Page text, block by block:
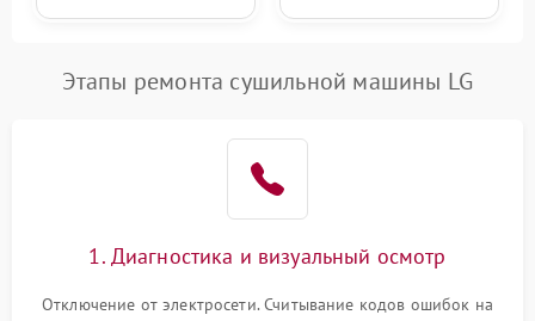
Этапы ремонта сушильной машины LG
1. Диагностика и визуальный осмотр
Отключение от электросети. Считывание кодов ошибок на